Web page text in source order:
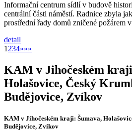
Informační centrum sídlí v budově
centrální části náměstí. Radnice zbyla
prostřední řady domů zničené požárem
detail
1 234»»
»»
KAM v Jihočeském
Holašovice, Český
Budějovice, Zvíkov
KAM v Jihočeském kraji: Šumava,
Budějovice, Zvíkov